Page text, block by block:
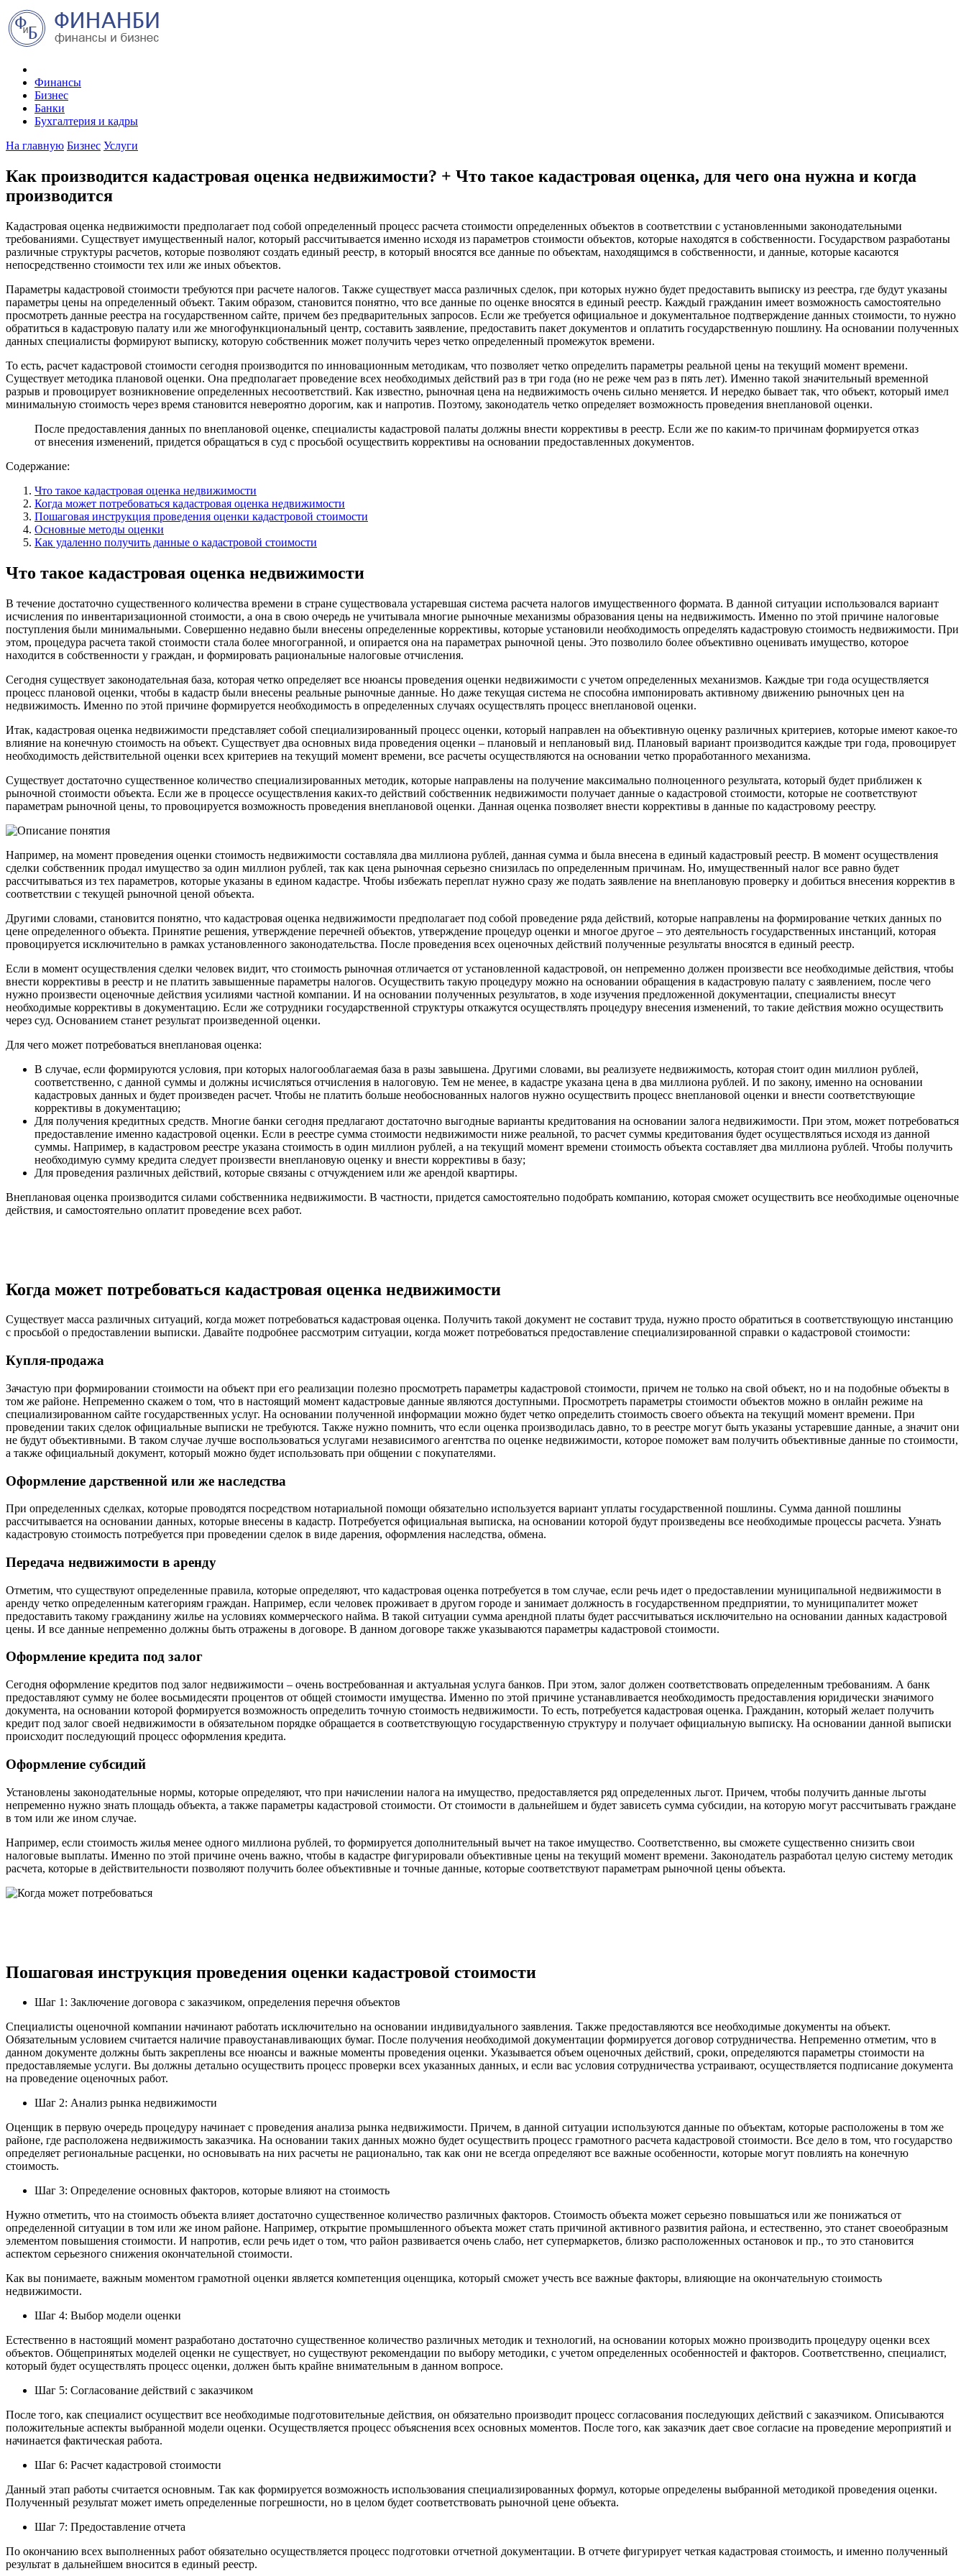
Финансы
Бизнес
Банки
Бухгалтерия и кадры
На главную Бизнес Услуги
Как производится кадастровая оценка недвижимости? + Что такое кадастровая оценка, для чего она нужна и когда
производится
Кадастровая оценка недвижимости предполагает под собой определенный процесс расчета стоимости определенных объектов в соответствии с установленными законодательными
требованиями. Существует имущественный налог, который рассчитывается именно исходя из параметров стоимости объектов, которые находятся в собственности. Государством разработаны
различные структуры расчетов, которые позволяют создать единый реестр, в который вносятся все данные по объектам, находящимся в собственности, и данные, которые касаются
непосредственно стоимости тех или же иных объектов.
Параметры кадастровой стоимости требуются при расчете налогов. Также существует масса различных сделок, при которых нужно будет предоставить выписку из реестра, где будут указаны
параметры цены на определенный объект. Таким образом, становится понятно, что все данные по оценке вносятся в единый реестр. Каждый гражданин имеет возможность самостоятельно
просмотреть данные реестра на государственном сайте, причем без предварительных запросов. Если же требуется официальное и документальное подтверждение данных стоимости, то нужно
обратиться в кадастровую палату или же многофункциональный центр, составить заявление, предоставить пакет документов и оплатить государственную пошлину. На основании полученных
данных специалисты формируют выписку, которую собственник может получить через четко определенный промежуток времени.
То есть, расчет кадастровой стоимости сегодня производится по инновационным методикам, что позволяет четко определить параметры реальной цены на текущий момент времени.
Существует методика плановой оценки. Она предполагает проведение всех необходимых действий раз в три года (но не реже чем раз в пять лет). Именно такой значительный временной
разрыв и провоцирует возникновение определенных несоответствий. Как известно, рыночная цена на недвижимость очень сильно меняется. И нередко бывает так, что объект, который имел
минимальную стоимость через время становится невероятно дорогим, как и напротив. Поэтому, законодатель четко определяет возможность проведения внеплановой оценки.
После предоставления данных по внеплановой оценке, специалисты кадастровой палаты должны внести коррективы в реестр. Если же по каким-то причинам формируется отказ
от внесения изменений, придется обращаться в суд с просьбой осуществить коррективы на основании предоставленных документов.
Содержание:
Что такое кадастровая оценка недвижимости
Когда может потребоваться кадастровая оценка недвижимости
Пошаговая инструкция проведения оценки кадастровой стоимости
Основные методы оценки
Как удаленно получить данные о кадастровой стоимости
Что такое кадастровая оценка недвижимости
В течение достаточно существенного количества времени в стране существовала устаревшая система расчета налогов имущественного формата. В данной ситуации использовался вариант
исчисления по инвентаризационной стоимости, а она в свою очередь не учитывала многие рыночные механизмы образования цены на недвижимость. Именно по этой причине налоговые
поступления были минимальными. Совершенно недавно были внесены определенные коррективы, которые установили необходимость определять кадастровую стоимость недвижимости. При
этом, процедура расчета такой стоимости стала более многогранной, и опирается она на параметрах рыночной цены. Это позволило более объективно оценивать имущество, которое
находится в собственности у граждан, и формировать рациональные налоговые отчисления.
Сегодня существует законодательная база, которая четко определяет все нюансы проведения оценки недвижимости с учетом определенных механизмов. Каждые три года осуществляется
процесс плановой оценки, чтобы в кадастр были внесены реальные рыночные данные. Но даже текущая система не способна импонировать активному движению рыночных цен на
недвижимость. Именно по этой причине формируется необходимость в определенных случаях осуществлять процесс внеплановой оценки.
Итак, кадастровая оценка недвижимости представляет собой специализированный процесс оценки, который направлен на объективную оценку различных критериев, которые имеют какое-то
влияние на конечную стоимость на объект. Существует два основных вида проведения оценки – плановый и неплановый вид. Плановый вариант производится каждые три года, провоцирует
необходимость действительной оценки всех критериев на текущий момент времени, все расчеты осуществляются на основании четко проработанного механизма.
Существует достаточно существенное количество специализированных методик, которые направлены на получение максимально полноценного результата, который будет приближен к
рыночной стоимости объекта. Если же в процессе осуществления каких-то действий собственник недвижимости получает данные о кадастровой стоимости, которые не соответствуют
параметрам рыночной цены, то провоцируется возможность проведения внеплановой оценки. Данная оценка позволяет внести коррективы в данные по кадастровому реестру.
Например, на момент проведения оценки стоимость недвижимости составляла два миллиона рублей, данная сумма и была внесена в единый кадастровый реестр. В момент осуществления
сделки собственник продал имущество за один миллион рублей, так как цена рыночная серьезно снизилась по определенным причинам. Но, имущественный налог все равно будет
рассчитываться из тех параметров, которые указаны в едином кадастре. Чтобы избежать переплат нужно сразу же подать заявление на внеплановую проверку и добиться внесения корректив в
соответствии с текущей рыночной ценой объекта.
Другими словами, становится понятно, что кадастровая оценка недвижимости предполагает под собой проведение ряда действий, которые направлены на формирование четких данных по
цене определенного объекта. Принятие решения, утверждение перечней объектов, утверждение процедур оценки и многое другое – это деятельность государственных инстанций, которая
провоцируется исключительно в рамках установленного законодательства. После проведения всех оценочных действий полученные результаты вносятся в единый реестр.
Если в момент осуществления сделки человек видит, что стоимость рыночная отличается от установленной кадастровой, он непременно должен произвести все необходимые действия, чтобы
внести коррективы в реестр и не платить завышенные параметры налогов. Осуществить такую процедуру можно на основании обращения в кадастровую палату с заявлением, после чего
нужно произвести оценочные действия усилиями частной компании. И на основании полученных результатов, в ходе изучения предложенной документации, специалисты внесут
необходимые коррективы в документацию. Если же сотрудники государственной структуры откажутся осуществлять процедуру внесения изменений, то такие действия можно осуществить
через суд. Основанием станет результат произведенной оценки.
Для чего может потребоваться внеплановая оценка:
В случае, если формируются условия, при которых налогооблагаемая база в разы завышена. Другими словами, вы реализуете недвижимость, которая стоит один миллион рублей,
соответственно, с данной суммы и должны исчисляться отчисления в налоговую. Тем не менее, в кадастре указана цена в два миллиона рублей. И по закону, именно на основании
кадастровых данных и будет произведен расчет. Чтобы не платить больше необоснованных налогов нужно осуществить процесс внеплановой оценки и внести соответствующие
коррективы в документацию;
Для получения кредитных средств. Многие банки сегодня предлагают достаточно выгодные варианты кредитования на основании залога недвижимости. При этом, может потребоваться
предоставление именно кадастровой оценки. Если в реестре сумма стоимости недвижимости ниже реальной, то расчет суммы кредитования будет осуществляться исходя из данной
суммы. Например, в кадастровом реестре указана стоимость в один миллион рублей, а на текущий момент времени стоимость объекта составляет два миллиона рублей. Чтобы получить
необходимую сумму кредита следует произвести внеплановую оценку и внести коррективы в базу;
Для проведения различных действий, которые связаны с отчуждением или же арендой квартиры.
Внеплановая оценка производится силами собственника недвижимости. В частности, придется самостоятельно подобрать компанию, которая сможет осуществить все необходимые оценочные
действия, и самостоятельно оплатит проведение всех работ.
Когда может потребоваться кадастровая оценка недвижимости
Существует масса различных ситуаций, когда может потребоваться кадастровая оценка. Получить такой документ не составит труда, нужно просто обратиться в соответствующую инстанцию
с просьбой о предоставлении выписки. Давайте подробнее рассмотрим ситуации, когда может потребоваться предоставление специализированной справки о кадастровой стоимости:
Купля-продажа
Зачастую при формировании стоимости на объект при его реализации полезно просмотреть параметры кадастровой стоимости, причем не только на свой объект, но и на подобные объекты в
том же районе. Непременно скажем о том, что в настоящий момент кадастровые данные являются доступными. Просмотреть параметры стоимости объектов можно в онлайн режиме на
специализированном сайте государственных услуг. На основании полученной информации можно будет четко определить стоимость своего объекта на текущий момент времени. При
проведении таких сделок официальные выписки не требуются. Также нужно помнить, что если оценка производилась давно, то в реестре могут быть указаны устаревшие данные, а значит они
не будут объективными. В таком случае лучше воспользоваться услугами независимого агентства по оценке недвижимости, которое поможет вам получить объективные данные по стоимости,
а также официальный документ, который можно будет использовать при общении с покупателями.
Оформление дарственной или же наследства
При определенных сделках, которые проводятся посредством нотариальной помощи обязательно используется вариант уплаты государственной пошлины. Сумма данной пошлины
рассчитывается на основании данных, которые внесены в кадастр. Потребуется официальная выписка, на основании которой будут произведены все необходимые процессы расчета. Узнать
кадастровую стоимость потребуется при проведении сделок в виде дарения, оформления наследства, обмена.
Передача недвижимости в аренду
Отметим, что существуют определенные правила, которые определяют, что кадастровая оценка потребуется в том случае, если речь идет о предоставлении муниципальной недвижимости в
аренду четко определенным категориям граждан. Например, если человек проживает в другом городе и занимает должность в государственном предприятии, то муниципалитет может
предоставить такому гражданину жилье на условиях коммерческого найма. В такой ситуации сумма арендной платы будет рассчитываться исключительно на основании данных кадастровой
цены. И все данные непременно должны быть отражены в договоре. В данном договоре также указываются параметры кадастровой стоимости.
Оформление кредита под залог
Сегодня оформление кредитов под залог недвижимости – очень востребованная и актуальная услуга банков. При этом, залог должен соответствовать определенным требованиям. А банк
предоставляют сумму не более восьмидесяти процентов от общей стоимости имущества. Именно по этой причине устанавливается необходимость предоставления юридически значимого
документа, на основании которой формируется возможность определить точную стоимость недвижимости. То есть, потребуется кадастровая оценка. Гражданин, который желает получить
кредит под залог своей недвижимости в обязательном порядке обращается в соответствующую государственную структуру и получает официальную выписку. На основании данной выписки
происходит последующий процесс оформления кредита.
Оформление субсидий
Установлены законодательные нормы, которые определяют, что при начислении налога на имущество, предоставляется ряд определенных льгот. Причем, чтобы получить данные льготы
непременно нужно знать площадь объекта, а также параметры кадастровой стоимости. От стоимости в дальнейшем и будет зависеть сумма субсидии, на которую могут рассчитывать граждане
в том или же ином случае.
Например, если стоимость жилья менее одного миллиона рублей, то формируется дополнительный вычет на такое имущество. Соответственно, вы сможете существенно снизить свои
налоговые выплаты. Именно по этой причине очень важно, чтобы в кадастре фигурировали объективные цены на текущий момент времени. Законодатель разработал целую систему методик
расчета, которые в действительности позволяют получить более объективные и точные данные, которые соответствуют параметрам рыночной цены объекта.
Пошаговая инструкция проведения оценки кадастровой стоимости
Шаг 1: Заключение договора с заказчиком, определения перечня объектов
Специалисты оценочной компании начинают работать исключительно на основании индивидуального заявления. Также предоставляются все необходимые документы на объект.
Обязательным условием считается наличие правоустанавливающих бумаг. После получения необходимой документации формируется договор сотрудничества. Непременно отметим, что в
данном документе должны быть закреплены все нюансы и важные моменты проведения оценки. Указывается объем оценочных действий, сроки, определяются параметры стоимости на
предоставляемые услуги. Вы должны детально осуществить процесс проверки всех указанных данных, и если вас условия сотрудничества устраивают, осуществляется подписание документа
на проведение оценочных работ.
Шаг 2: Анализ рынка недвижимости
Оценщик в первую очередь процедуру начинает с проведения анализа рынка недвижимости. Причем, в данной ситуации используются данные по объектам, которые расположены в том же
районе, где расположена недвижимость заказчика. На основании таких данных можно будет осуществить процесс грамотного расчета кадастровой стоимости. Все дело в том, что государство
определяет региональные расценки, но основывать на них расчеты не рационально, так как они не всегда определяют все важные особенности, которые могут повлиять на конечную
стоимость.
Шаг 3: Определение основных факторов, которые влияют на стоимость
Нужно отметить, что на стоимость объекта влияет достаточно существенное количество различных факторов. Стоимость объекта может серьезно повышаться или же понижаться от
определенной ситуации в том или же ином районе. Например, открытие промышленного объекта может стать причиной активного развития района, и естественно, это станет своеобразным
элементом повышения стоимости. И напротив, если речь идет о том, что район развивается очень слабо, нет супермаркетов, близко расположенных остановок и пр., то это становится
аспектом серьезного снижения окончательной стоимости.
Как вы понимаете, важным моментом грамотной оценки является компетенция оценщика, который сможет учесть все важные факторы, влияющие на окончательную стоимость
недвижимости.
Шаг 4: Выбор модели оценки
Естественно в настоящий момент разработано достаточно существенное количество различных методик и технологий, на основании которых можно производить процедуру оценки всех
объектов. Общепринятых моделей оценки не существует, но существуют рекомендации по выбору методики, с учетом определенных особенностей и факторов. Соответственно, специалист,
который будет осуществлять процесс оценки, должен быть крайне внимательным в данном вопросе.
Шаг 5: Согласование действий с заказчиком
После того, как специалист осуществит все необходимые подготовительные действия, он обязательно производит процесс согласования последующих действий с заказчиком. Описываются
положительные аспекты выбранной модели оценки. Осуществляется процесс объяснения всех основных моментов. После того, как заказчик дает свое согласие на проведение мероприятий и
начинается фактическая работа.
Шаг 6: Расчет кадастровой стоимости
Данный этап работы считается основным. Так как формируется возможность использования специализированных формул, которые определены выбранной методикой проведения оценки.
Полученный результат может иметь определенные погрешности, но в целом будет соответствовать рыночной цене объекта.
Шаг 7: Предоставление отчета
По окончанию всех выполненных работ обязательно осуществляется процесс подготовки отчетной документации. В отчете фигурирует четкая кадастровая стоимость, и именно полученный
результат в дальнейшем вносится в единый реестр.